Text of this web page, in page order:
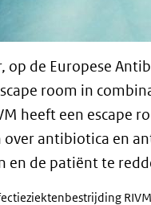
op de Europese
room in
heeft een escape
over antibiotica en
en de patiënt te